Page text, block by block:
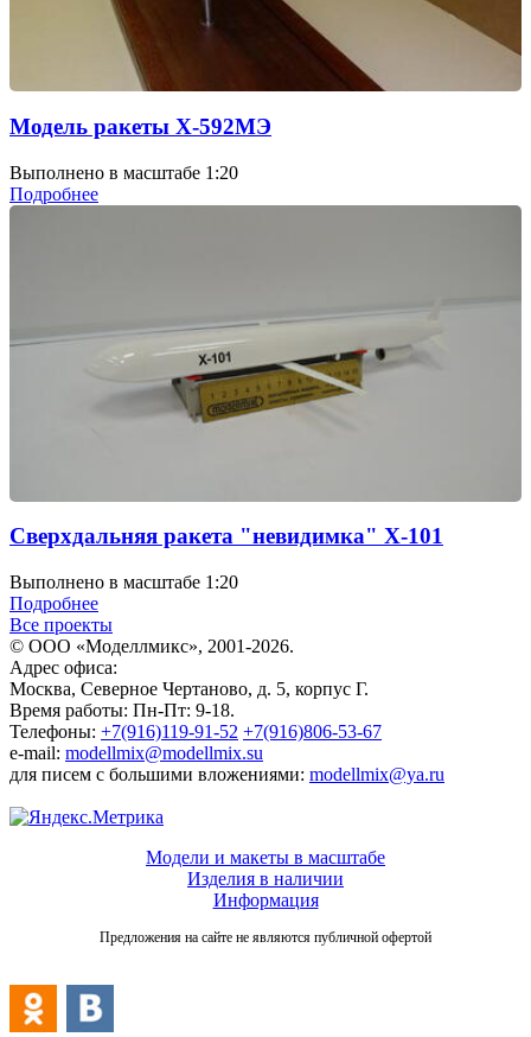
Модель ракеты Х-592МЭ
Выполнено в масштабе 1:20
Подробнее
Сверхдальняя ракета "невидимка" X-101
Выполнено в масштабе 1:20
Подробнее
Все проекты
© ООО «Моделлмикс», 2001-2026.
Адрес офиса:
Москва, Северное Чертаново, д. 5, корпус Г.
Время работы: Пн-Пт: 9-18.
Телефоны: +7(916)119-91-52 +7(916)806-53-67
e-mail: modellmix@modellmix.su
для писем с большими вложениями: modellmix@ya.ru
Модели и макеты в масштабе
Изделия в наличии
Информация
Предложения на сайте не являются публичной офертой